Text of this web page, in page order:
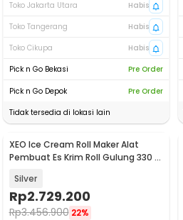
Toko Jakarta Utara
Habis
Toko Tangerang
Habis
Toko Cikupa
Habis
Pick n Go Bekasi
Pre Order
Pick n Go Depok
Pre Order
Tidak tersedia di lokasi lain
Baru
XEO Ice Cream Roll Maker Alat
Pembuat Es Krim Roll Gulung 330 W
Silver
Rp2.729.200
Rp3.456.900 22%